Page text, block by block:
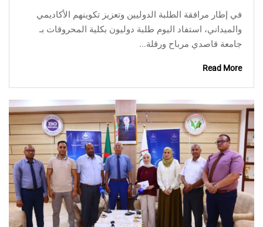
في إطار مرافقة الطلبة الدوليين وتعزيز تكوينهم الأكاديمي
والميداني، استفاد اليوم طلبة دوليون بكلية المحروقات بـ
جامعة قاصدي مرباح ورقلة...
Read More